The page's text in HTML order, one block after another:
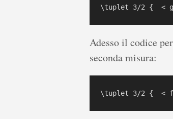
Adesso il codice
seconda misura: